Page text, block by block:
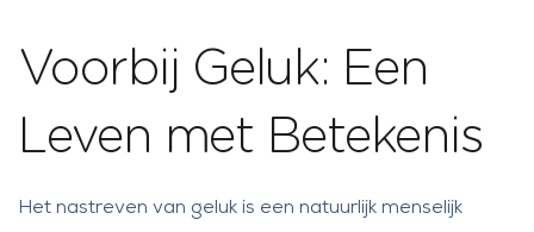
Voorbij Geluk: Een
Leven met Betekenis
Het nastreven van geluk is een natuurlijk menselijk